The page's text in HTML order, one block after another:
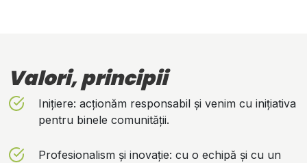
Valori, principii
Inițiere: acționăm responsabil și venim cu inițiativa
pentru binele comunității.
Profesionalism și inovație: cu o echipă și cu un